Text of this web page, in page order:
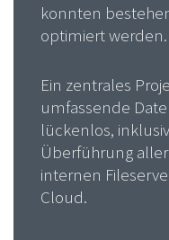
konnten
optimiert werden.
Ein zentrales
umfassende
lückenlos,
Überführung
internen
Cloud.